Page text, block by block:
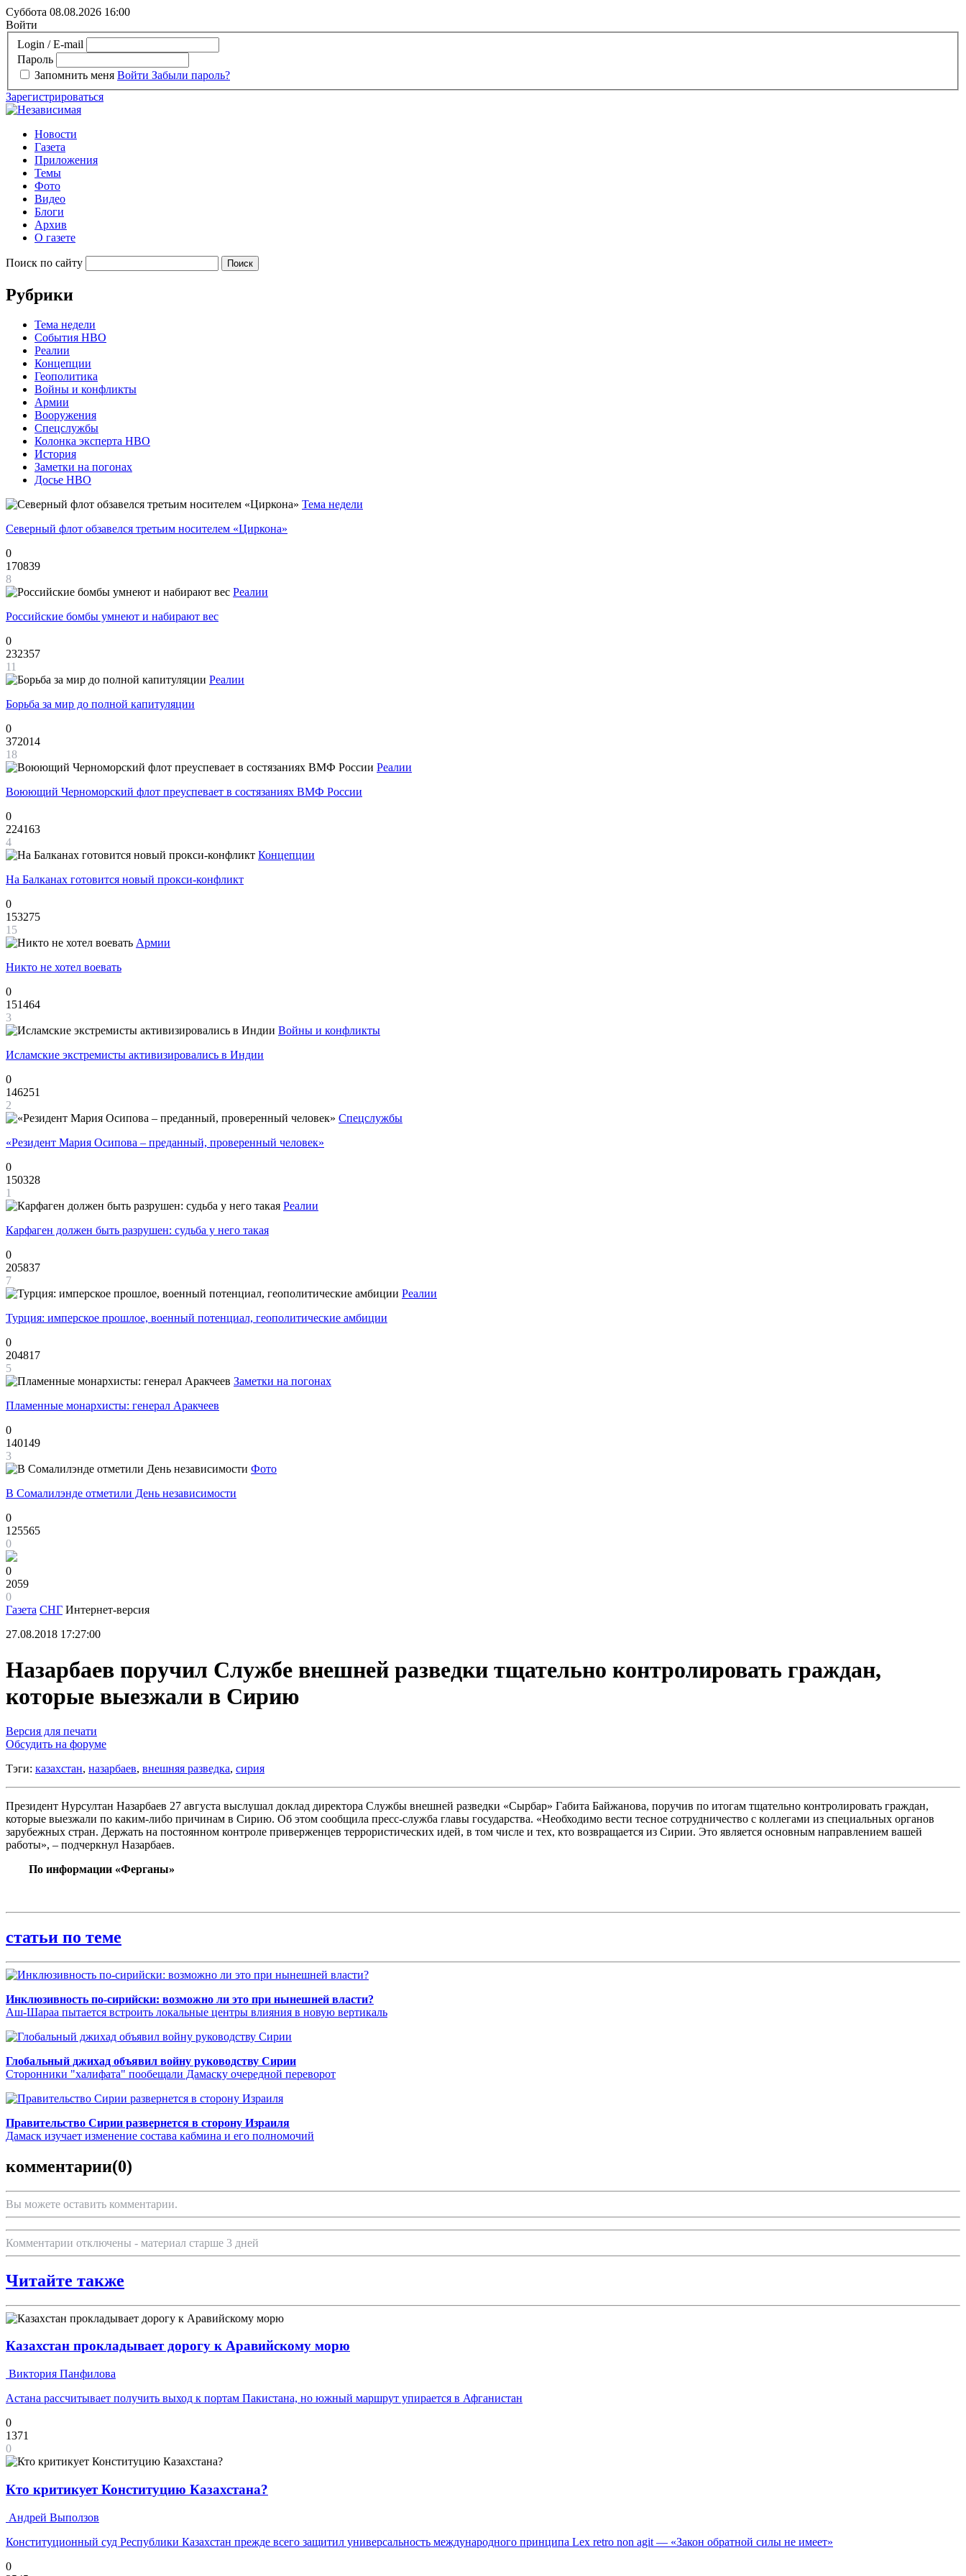
Суббота 08.08.2026 16:00
Войти
Login / E-mail
Пароль
Запомнить меня Войти Забыли пароль?
Зарегистрироваться
Новости
Газета
Приложения
Темы
Фото
Видео
Блоги
Архив
О газете
Поиск по сайту
Рубрики
Тема недели
События НВО
Реалии
Концепции
Геополитика
Войны и конфликты
Армии
Вооружения
Спецслужбы
Колонка эксперта НВО
История
Заметки на погонах
Досье НВО
Тема недели
Северный флот обзавелся третьим носителем «Циркона»
0
170839
8
Реалии
Российские бомбы умнеют и набирают вес
0
232357
11
Реалии
Борьба за мир до полной капитуляции
0
372014
18
Реалии
Воюющий Черноморский флот преуспевает в состязаниях ВМФ России
0
224163
4
Концепции
На Балканах готовится новый прокси-конфликт
0
153275
15
Армии
Никто не хотел воевать
0
151464
3
Войны и конфликты
Исламские экстремисты активизировались в Индии
0
146251
2
Спецслужбы
«Резидент Мария Осипова – преданный, проверенный человек»
0
150328
1
Реалии
Карфаген должен быть разрушен: судьба у него такая
0
205837
7
Реалии
Турция: имперское прошлое, военный потенциал, геополитические амбиции
0
204817
5
Заметки на погонах
Пламенные монархисты: генерал Аракчеев
0
140149
3
Фото
В Сомалилэнде отметили День независимости
0
125565
0
0
2059
0
Газета СНГ Интернет-версия
27.08.2018 17:27:00
Назарбаев поручил Службе внешней разведки тщательно контролировать граждан,
которые выезжали в Сирию
Версия для печати
Обсудить на форуме
Тэги: казахстан, назарбаев, внешняя разведка, сирия
Президент Нурсултан Назарбаев 27 августа выслушал доклад директора Службы внешней разведки «Сырбар» Габита Байжанова, поручив по итогам тщательно контролировать граждан,
которые выезжали по каким-либо причинам в Сирию. Об этом сообщила пресс-служба главы государства. «Необходимо вести тесное сотрудничество с коллегами из специальных органов
зарубежных стран. Держать на постоянном контроле приверженцев террористических идей, в том числе и тех, кто возвращается из Сирии. Это является основным направлением вашей
работы», – подчеркнул Назарбаев.
По информации «Ферганы»
статьи по теме
Инклюзивность по-сирийски: возможно ли это при нынешней власти?
Аш-Шараа пытается встроить локальные центры влияния в новую вертикаль
Глобальный джихад объявил войну руководству Сирии
Сторонники "халифата" пообещали Дамаску очередной переворот
Правительство Сирии развернется в сторону Израиля
Дамаск изучает изменение состава кабмина и его полномочий
комментарии(0)
Вы можете оставить комментарии.
Комментарии отключены - материал старше 3 дней
Читайте также
Казахстан прокладывает дорогу к Аравийскому морю
Виктория Панфилова
Астана рассчитывает получить выход к портам Пакистана, но южный маршрут упирается в Афганистан
0
1371
0
Кто критикует Конституцию Казахстана?
Андрей Выползов
Конституционный суд Республики Казахстан прежде всего защитил универсальность международного принципа Lex retro non agit — «Закон обратной силы не имеет»
0